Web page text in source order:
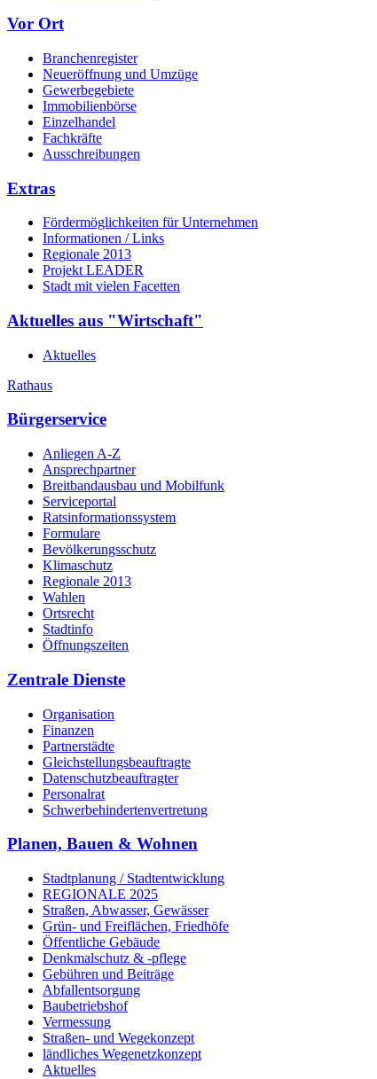
Vor Ort
Branchenregister
Neueröffnung und Umzüge
Gewerbegebiete
Immobilienbörse
Einzelhandel
Fachkräfte
Ausschreibungen
Extras
Fördermöglichkeiten für Unternehmen
Informationen / Links
Regionale 2013
Projekt LEADER
Stadt mit vielen Facetten
Aktuelles aus "Wirtschaft"
Aktuelles
Rathaus
Bürgerservice
Anliegen A-Z
Ansprechpartner
Breitbandausbau und Mobilfunk
Serviceportal
Ratsinformationssystem
Formulare
Bevölkerungsschutz
Klimaschutz
Regionale 2013
Wahlen
Ortsrecht
Stadtinfo
Öffnungszeiten
Zentrale Dienste
Organisation
Finanzen
Partnerstädte
Gleichstellungsbeauftragte
Datenschutzbeauftragter
Personalrat
Schwerbehinderten­vertretung
Planen, Bauen & Wohnen
Stadtplanung / Stadtentwicklung
REGIONALE 2025
Straßen, Abwasser, Gewässer
Grün- und Freiflächen, Friedhöfe
Öffentliche Gebäude
Denkmalschutz & -pflege
Gebühren und Beiträge
Abfallentsorgung
Baubetriebshof
Vermessung
Straßen- und Wegekonzept
ländliches Wegenetzkonzept
Aktuelles